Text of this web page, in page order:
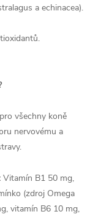
a echinacea).
všechny koně
nervovému a
Vitamín B1 50 mg,
(zdroj Omega
vitamín B6 10 mg,